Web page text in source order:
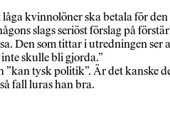
kvinnolöner ska betala för
slags seriöst förslag på
Den som tittar i utredningen
skulle bli gjorda.”
tysk politik”. Är det kanske
fall luras han bra.